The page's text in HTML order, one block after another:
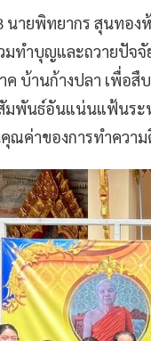
นายพิทยากร สุนทอง
มทำบุญและถวายปัจ
ค บ้านก้างปลา เพื่อ
สัมพันธ์อันแน่นแฟ้นร
ณค่าของการทำความ